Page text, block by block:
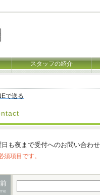
スタッフの紹介
も夜まで受付へのお問い合わ
項目です。